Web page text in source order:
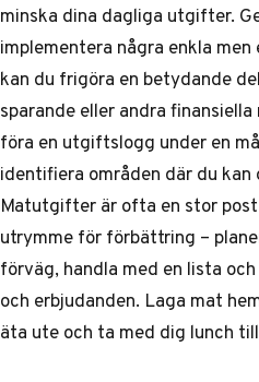
minska dina dagliga utgifter.
implementera några enkla
kan du frigöra en betydande
sparande eller andra
föra en utgiftslogg under en
identifiera områden där du kan
Matutgifter är ofta en stor
utrymme för förbättring –
förväg, handla med en lista
och erbjudanden. Laga mat
äta ute och ta med dig lunch